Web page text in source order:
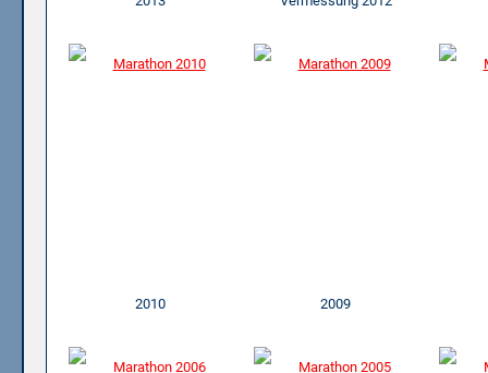
2010 2009